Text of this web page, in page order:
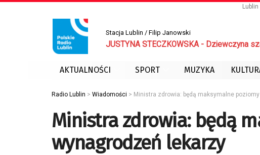
Lublin
Stacja Lublin / Filip Janowski
JUSTYNA STECZKOWSKA - Dziewczyna
AKTUALNOŚCI SPORT MUZYKA
Radio Lublin > Wiadomości > Ministra zdrowia: będą maksymalne
Ministra zdrowia: będą
wynagrodzeń lekarzy